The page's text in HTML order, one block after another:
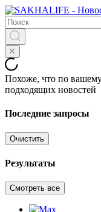
Похоже, что по
подходящих новостей
Последние запросы
Очистить
Результаты
Смотреть все